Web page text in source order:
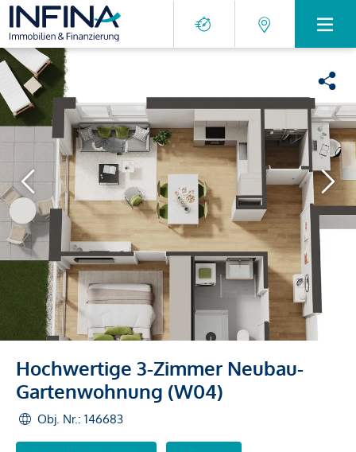
Hochwertige 3-Zimmer Neubau-
Gartenwohnung (W04)
Obj. Nr.: 146683